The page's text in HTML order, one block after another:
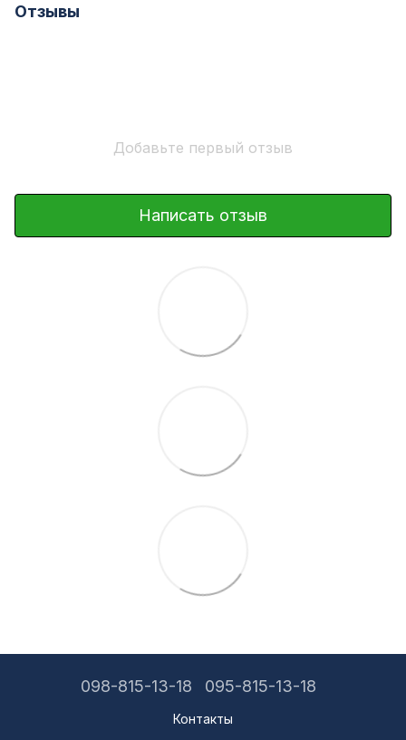
Отзывы
Добавьте первый отзыв
Написать отзыв
098-815-13-18 095-815-13-18
Контакты